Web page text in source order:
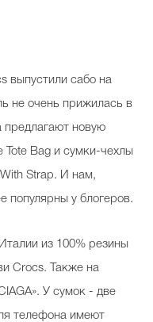
выпустили сабо на
не очень прижилась в
новую
Bag и сумки-чехлы
Strap. И нам,
популярны у блогеров.
из 100% резины
Crocs. Также на
У сумок - две
телефона имеют